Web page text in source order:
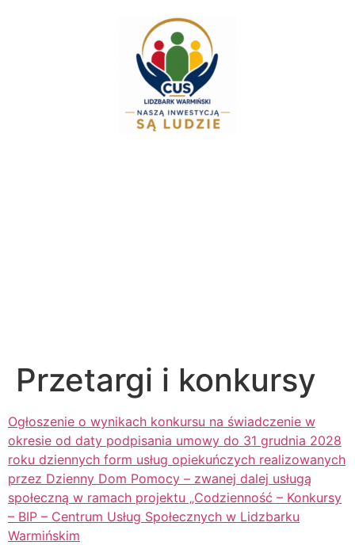
Przetargi i konkursy
Ogłoszenie o wynikach konkursu na świadczenie w
okresie od daty podpisania umowy do 31 grudnia 2028
roku dziennych form usług opiekuńczych realizowanych
przez Dzienny Dom Pomocy – zwanej dalej usługą
społeczną w ramach projektu „Codzienność – Konkursy
– BIP – Centrum Usług Społecznych w Lidzbarku
Warmińskim